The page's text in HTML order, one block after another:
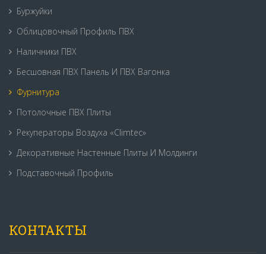
Буржуйки
Облицовочный Профиль ПВХ
Наличники ПВХ
Бесшовная ПВХ Панель И ПВХ Вагонка
Фурнитура
Потолочные ПВХ Плиты
Рекуператоры Воздуха «Climtec»
Декоративные Настенные Плиты И Молдинги
Подставочный Профиль
КОНТАКТЫ